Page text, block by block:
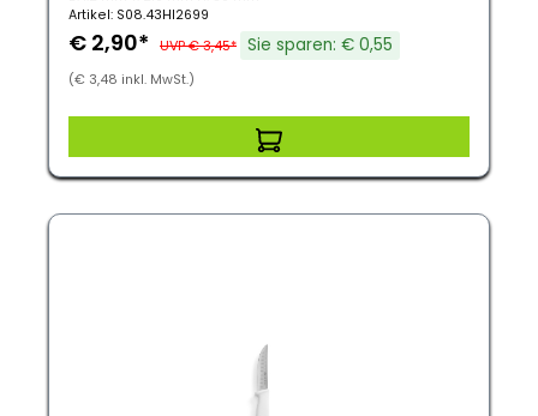
Artikel: S08.43HI2699
€ 2,90* UVP € 3,45* Sie sparen: € 0,55
(€ 3,48 inkl. MwSt.)